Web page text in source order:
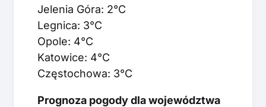
Jelenia Góra: 2°C
Legnica: 3°C
Opole: 4°C
Katowice: 4°C
Częstochowa: 3°C
Prognoza pogody dla województwa